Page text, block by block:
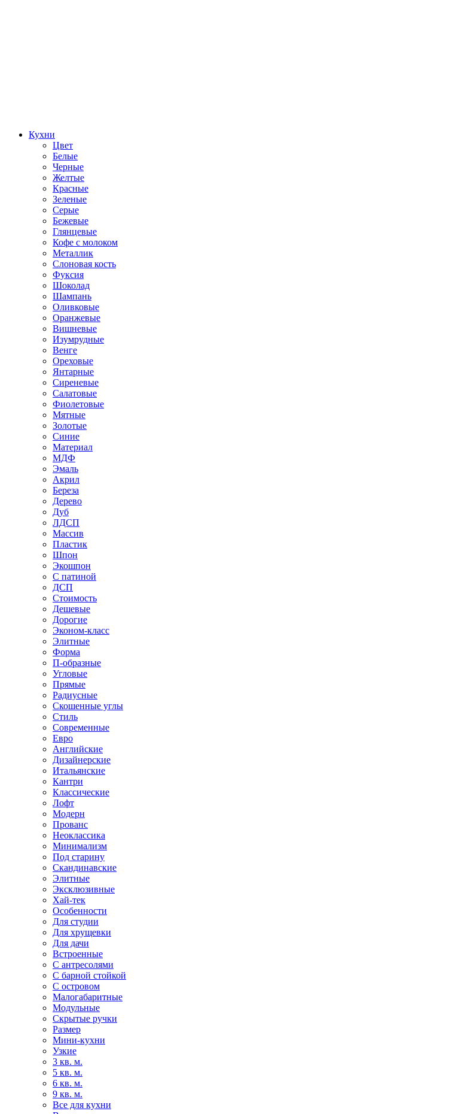
Кухни
Цвет
Белые
Черные
Желтые
Красные
Зеленые
Серые
Бежевые
Глянцевые
Кофе с молоком
Металлик
Слоновая кость
Фуксия
Шоколад
Шампань
Оливковые
Оранжевые
Вишневые
Изумрудные
Венге
Ореховые
Янтарные
Сиреневые
Салатовые
Фиолетовые
Мятные
Золотые
Синие
Материал
МДФ
Эмаль
Акрил
Береза
Дерево
Дуб
ЛДСП
Массив
Пластик
Шпон
Экошпон
С патиной
ДСП
Стоимость
Дешевые
Дорогие
Эконом-класс
Элитные
Форма
П-образные
Угловые
Прямые
Радиусные
Скошенные углы
Стиль
Современные
Евро
Английские
Дизайнерские
Итальянские
Кантри
Классические
Лофт
Модерн
Прованс
Неоклассика
Минимализм
Под старину
Скандинавские
Элитные
Эксклюзивные
Хай-тек
Особенности
Для студии
Для хрущевки
Для дачи
Встроенные
С антресолями
С барной стойкой
С островом
Малогабаритные
Модульные
Скрытые ручки
Размер
Мини-кухни
Узкие
3 кв. м.
5 кв. м.
6 кв. м.
9 кв. м.
Все для кухни